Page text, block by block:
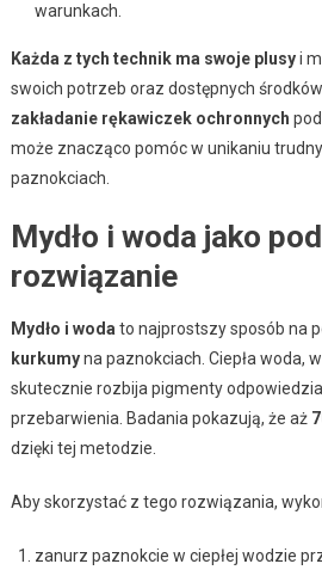
warunkach.
Każda z tych technik ma swoje plusyi
swoich potrzeb oraz dostępnych
zakładanie rękawiczek ochronnych
może znacząco pomóc w unikaniu
paznokciach.
Mydło i woda jako
rozwiązanie
Mydło i wodato najprostszy sposób na
kurkumyna paznokciach. Ciepła woda,
skutecznie rozbija pigmenty
przebarwienia. Badania pokazują, że aż
dzięki tej metodzie.
Aby skorzystać z tego rozwiązania,
zanurz paznokcie w ciepłej wodzie